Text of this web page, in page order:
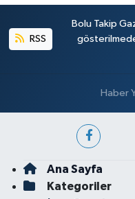
RSS
Bolu Takip
Haber
Ana Sayfa
Kategoriler